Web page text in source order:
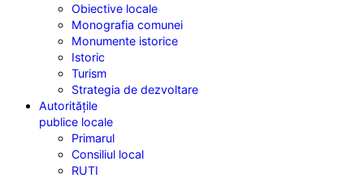
Obiective locale
Monografia comunei
Monumente istorice
Istoric
Turism
Strategia de dezvoltare
Autoritățile
publice locale
Primarul
Consiliul local
RUTI